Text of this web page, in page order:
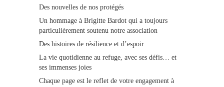
Des nouvelles de nos protégés
Un hommage à Brigitte Bardot qui a toujours
particulièrement soutenu notre association
Des histoires de résilience et d’espoir
La vie quotidienne au refuge, avec ses défis… et
ses immenses joies
Chaque page est le reflet de votre engagement à